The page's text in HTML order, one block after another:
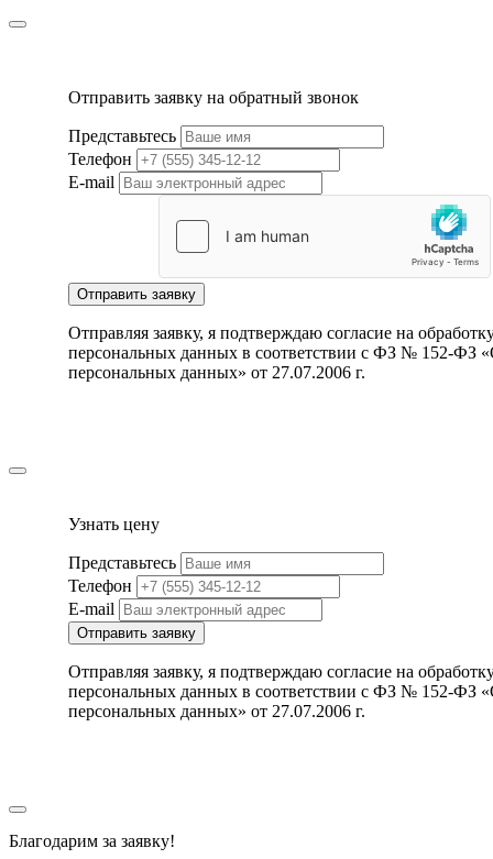
Отправить заявку на обратный звонок
Представьтесь
Телефон
E-mail
Отправить заявку
Отправляя заявку, я подтверждаю согласие на
персональных данных в соответствии с ФЗ № 152-ФЗ
персональных данных» от 27.07.2006 г.
Узнать цену
Представьтесь
Телефон
E-mail
Отправить заявку
Отправляя заявку, я подтверждаю согласие на
персональных данных в соответствии с ФЗ № 152-ФЗ
персональных данных» от 27.07.2006 г.
Благодарим за заявку!